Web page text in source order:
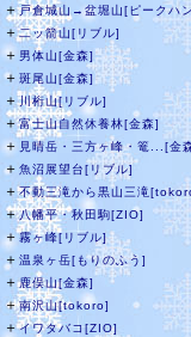
＋戸倉城山→盆堀山[ピークハ
＋二ッ箭山[リブル]
＋ 男体山[金森]
＋ 斑尾山[金森]
＋川桁山[リブル]
＋富士山自然休養林[金森]
＋ 見晴岳・三方ヶ峰・篭...[金
＋ 魚沼展望台[リブル]
＋不動三滝から黒山三滝
＋八幡平・秋田駒[ZIO]
＋霧ヶ峰[リブル]
＋ 温泉ヶ岳[もりのふう]
＋鹿俣山[金森]
＋南沢山[tokoro]
＋イワタバコ[ZIO]